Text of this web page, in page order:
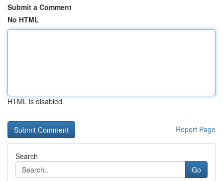
Submit a Comment
No HTML
HTML is disabled
Report Page
Search
Go